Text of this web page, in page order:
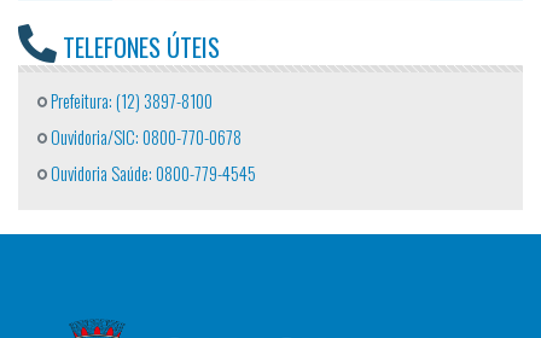
TELEFONES ÚTEIS
Prefeitura: (12) 3897-8100
Ouvidoria/SIC: 0800-770-0678
Ouvidoria Saúde: 0800-779-4545